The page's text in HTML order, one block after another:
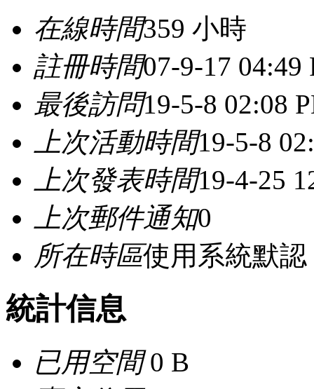
在線時間359 小時
註冊時間07-9-17 04:49
最後訪問19-5-8 02:08
上次活動時間19-5-8
上次發表時間19-4-25
上次郵件通知0
所在時區使用系統默認
統計信息
已用空間0 B